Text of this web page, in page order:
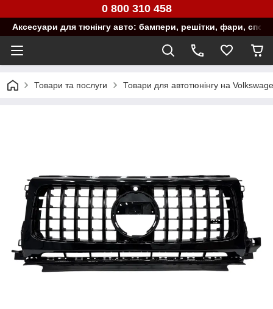
0 800 310 458
Аксесуари для тюнінгу авто: бампери, решітки, фари,
Товари та послуги Товари для автотюнінгу на